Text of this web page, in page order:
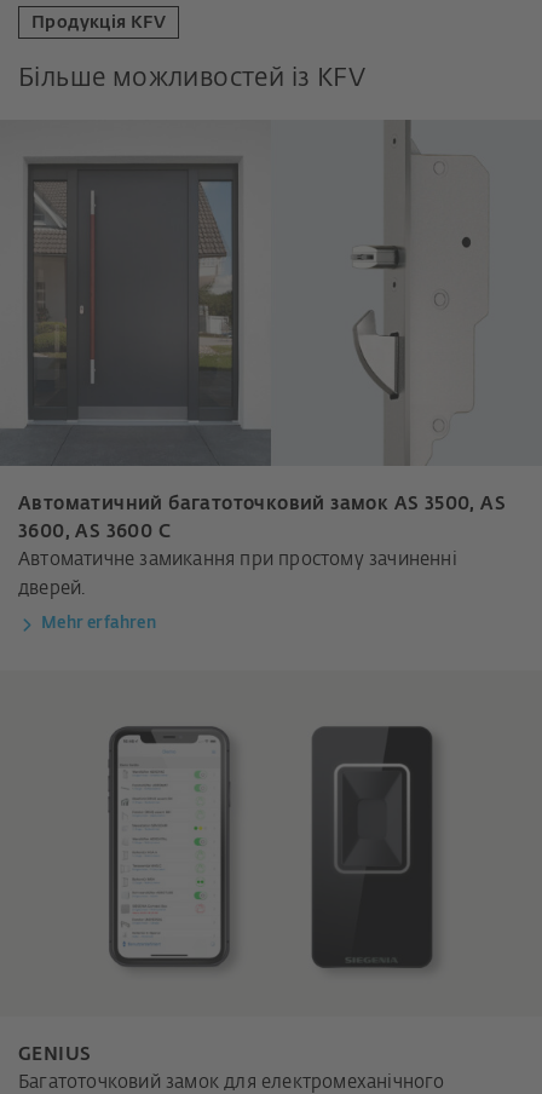
Продукція KFV
Більше можливостей із KFV
Автоматичний багатоточковий замок AS 3500, AS
3600, AS 3600 C
Автоматичне замикання при простому зачиненні
дверей.
Mehr erfahren
GENIUS
Багатоточковий замок для електромеханічного